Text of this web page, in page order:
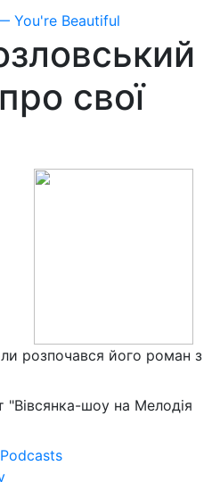
You're Beautiful
свої
розпочався його роман з
"Вівсянка-шоу на Мелодія